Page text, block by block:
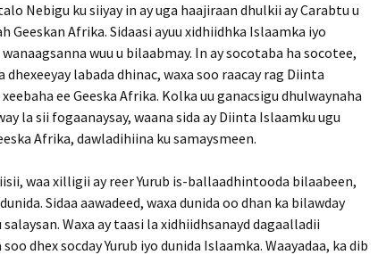
Nebigu ku siiyay in ay uga haajiraan dhulkii ay Carabtu u
Geeskan Afrika. Sidaasi ayuu xidhiidhka Islaamka iyo
wuu u bilaabmay. In ay socotaba ha socotee,
labada dhinac, waxa soo raacay rag Diinta
ee Geeska Afrika. Kolka uu ganacsigu dhulwaynaha
la sii fogaanaysay, waana sida ay Diinta Islaamku ugu
Afrika, dawladihiina ku samaysmeen.
waa xilligii ay reer Yurub is-ballaadhintooda bilaabeen,
Sidaa aawadeed, waxa dunida oo dhan ka bilawday
Waxa ay taasi la xidhiidhsanayd dagaalladii
dhex socday Yurub iyo dunida Islaamka. Waayadaa, ka dib